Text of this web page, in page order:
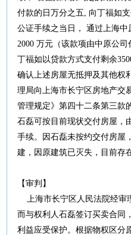
付款的日万分之五, 向丁福如
公证手续之当日， 通过上海中
2000 万元（该款项由中原公
丁福如以贷款方式支付剩余
确认上述房屋无抵押及其他权
理局向上海市长宁区房地产交
管理规定》第四十二条第三款
石磊可按目前现状交付房屋，
手续。因石磊未按约交付房屋
建，因原建筑已灭失，目前存
【审判】
上海市长宁区人民法院经审
而与权利人石磊签订买卖合同
利益应受保护。根据物权区分